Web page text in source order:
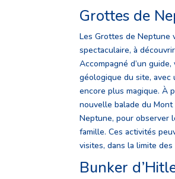
Grottes de
Les Grottes de Neptune
spectaculaire, à
Accompagné d’un
géologique du site,
encore plus magique. À
nouvelle balade du
Neptune, pour observer
famille. Ces activités
visites, dans la limite
Bunker